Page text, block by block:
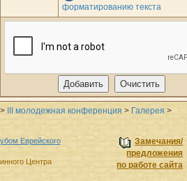
форматированию текста
> III молодежная конференция > Галерея >
Замечания/
предложения
по работе сайта
Еврейского
Центра